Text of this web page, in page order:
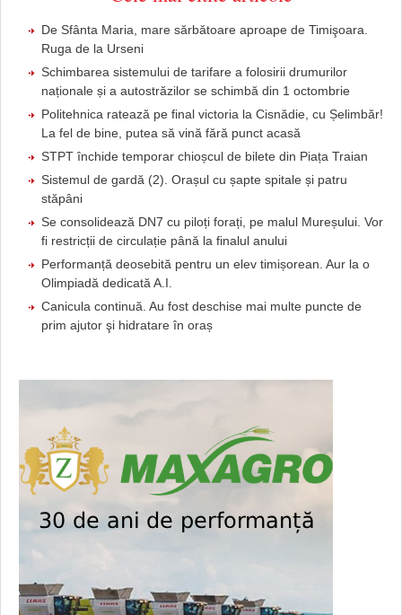
De Sfânta Maria, mare sărbătoare aproape de Timişoara.
Ruga de la Urseni
Schimbarea sistemului de tarifare a folosirii drumurilor
naționale și a autostrăzilor se schimbă din 1 octombrie
Politehnica ratează pe final victoria la Cisnădie, cu Șelimbăr!
La fel de bine, putea să vină fără punct acasă
STPT închide temporar chioșcul de bilete din Piața Traian
Sistemul de gardă (2). Orașul cu șapte spitale și patru
stăpâni
Se consolidează DN7 cu piloți forați, pe malul Mureșului. Vor
fi restricții de circulație până la finalul anului
Performanță deosebită pentru un elev timișorean. Aur la o
Olimpiadă dedicată A.I.
Canicula continuă. Au fost deschise mai multe puncte de
prim ajutor şi hidratare în oraș